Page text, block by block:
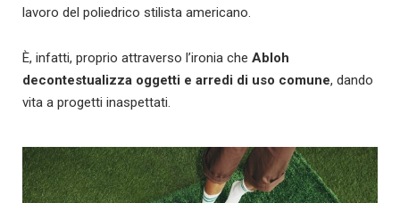
lavoro del poliedrico stilista americano.
È, infatti, proprio attraverso l’ironia che Abloh
decontestualizza oggetti e arredi di uso comune, dando
vita a progetti inaspettati.